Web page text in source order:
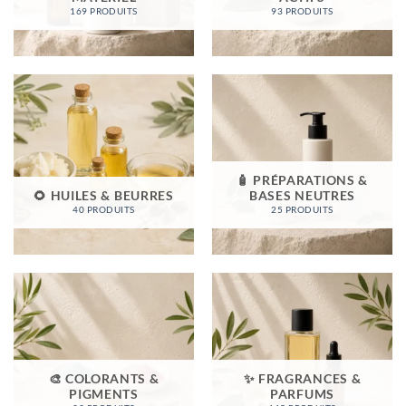
169 PRODUITS 93 PRODUITS
🌻 HUILES & BEURRES
40 PRODUITS
🧴 PRÉPARATIONS &
BASES NEUTRES
25 PRODUITS
🎨 COLORANTS &
PIGMENTS
✨ FRAGRANCES &
PARFUMS